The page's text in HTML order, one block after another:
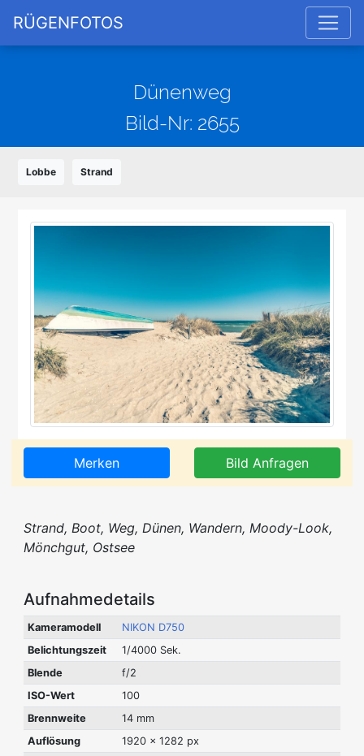
RÜGENFOTOS
Dünenweg
Bild-Nr: 2655
Lobbe Strand
Merken Bild Anfragen
Strand, Boot, Weg, Dünen, Wandern, Moody-Look,
Mönchgut, Ostsee
Aufnahmedetails
Kameramodell
NIKON D750
Belichtungszeit
1/4000 Sek.
Blende
f/2
ISO-Wert
100
Brennweite
14 mm
Auflösung
1920 x 1282 px